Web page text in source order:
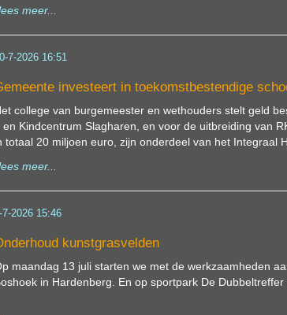
meer...
7-2026 16:51
investeert in toekomstbestendige
college van burgemeester en wethouders stelt geld
en Kindcentrum Slagharen, en voor de uitbreiding van
totaal 20 miljoen euro, zijn onderdeel van het Integraal
meer...
7-2026 15:46
kunstgrasvelden
maandag 13 juli starten we met de werkzaamheden
in Hardenberg. En op sportpark De